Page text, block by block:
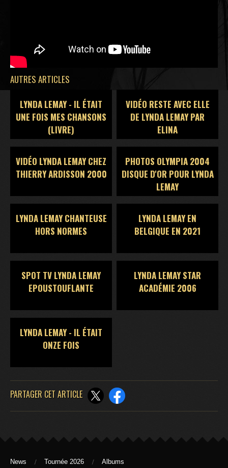
AUTRES ARTICLES
LYNDA LEMAY - IL ÉTAIT
UNE FOIS MES CHANSONS
(LIVRE)
VIDÉO RESTE AVEC ELLE
DE LYNDA LEMAY PAR
ELINA
VIDÉO LYNDA LEMAY CHEZ
THIERRY ARDISSON 2000
PHOTOS OLYMPIA 2004
DISQUE D'OR POUR LYNDA
LEMAY
LYNDA LEMAY CHANTEUSE
HORS NORMES
LYNDA LEMAY EN
BELGIQUE EN 2021
SPOT TV LYNDA LEMAY
EPOUSTOUFLANTE
LYNDA LEMAY STAR
ACADÉMIE 2006
LYNDA LEMAY - IL ÉTAIT
ONZE FOIS
PARTAGER CET ARTICLE
News Tournée 2026
Albums